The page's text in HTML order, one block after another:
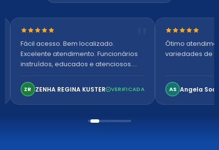
Nota 5 de 5 estrelas
Fácil acesso. Bem localizado.
Excelente atendimento. Funcionários
instruídos, educados e atenciosos.
confortável. Perfeito!
ZR ZENHA REGINA KUSTER VERIFICADA
Nota 5 de 5
Ótimo
variedades de
AS Angela